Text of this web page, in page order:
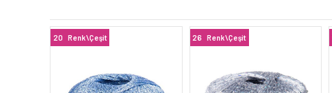
20 Renk\Çeşit 26 Renk\Çeşit